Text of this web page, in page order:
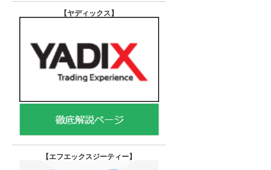
【ヤディックス 】
【エフエックスジーティー】